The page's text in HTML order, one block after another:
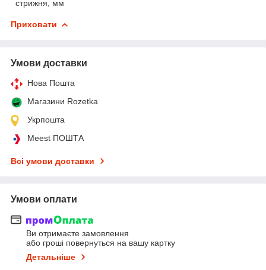
стрижня, мм
Приховати
Умови доставки
Нова Пошта
Магазини Rozetka
Укрпошта
Meest ПОШТА
Всі умови доставки
Умови оплати
Ви отримаєте замовлення
або гроші повернуться на вашу картку
Детальніше